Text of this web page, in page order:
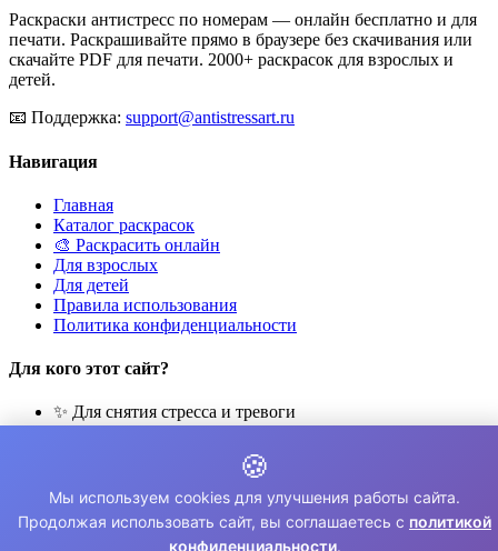
Раскраски антистресс по номерам — онлайн бесплатно и для
печати. Раскрашивайте прямо в браузере без скачивания или
скачайте PDF для печати. 2000+ раскрасок для взрослых и
детей.
📧 Поддержка: support@antistressart.ru
Навигация
Главная
Каталог раскрасок
🎨 Раскрасить онлайн
Для взрослых
Для детей
Правила использования
Политика конфиденциальности
Для кого этот сайт?
✨ Для снятия стресса и тревоги
🧘 Для медитации и расслабления
👨‍👩‍👧‍👦 Для семейного досуга
© 2026 Раскраски Антистресс. Все права защищены.
🍪
Мы используем cookies для улучшения работы сайта.
Продолжая использовать сайт, вы соглашаетесь с политикой
конфиденциальности.